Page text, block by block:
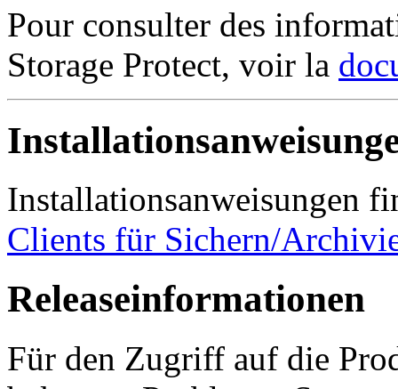
Pour consulter des
Storage Protect, voir la
Installationsanweisungen
Clients für Sichern/
Releaseinformationen
Für den Zugriff auf die